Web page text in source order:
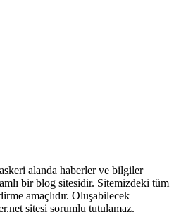
alanda haberler ve bilgiler
bir blog sitesidir. Sitemizdeki tüm
amaçlıdır. Oluşabilecek
sitesi sorumlu tutulamaz.